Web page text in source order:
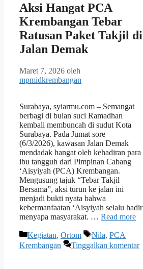
Aksi Hangat PCA
Krembangan Tebar
Ratusan Paket Takjil di
Jalan Demak
Maret 7, 2026 oleh
mpmidkrembangan
Surabaya, syiarmu.com – Semangat
berbagi di bulan suci Ramadhan
kembali membuncah di sudut Kota
Surabaya. Pada Jumat sore
(6/3/2026), kawasan Jalan Demak
mendadak hangat oleh kehadiran para
ibu tangguh dari Pimpinan Cabang
‘Aisyiyah (PCA) Krembangan.
Mengusung tajuk “Tebar Takjil
Bersama”, aksi turun ke jalan ini
menjadi bukti nyata bahwa
kebermanfaatan ‘Aisyiyah selalu hadir
menyapa masyarakat. … Read more
Kategori
Kegiatan, Ortom Tag
Nila, PCA
Krembangan
Tinggalkan komentar